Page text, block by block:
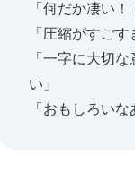
「何だか凄い！
「圧縮がすご
「一字に大切
い」
「おもしろいな